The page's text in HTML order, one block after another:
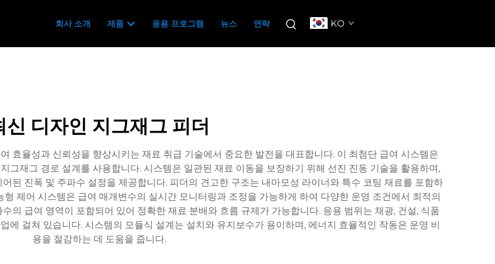
회사 소개 제품 응용 프로그램 뉴스 연락 KO
신 디자인 지그재그 피더
효율성과 신뢰성을 향상시키는 재료 취급 기술에서 중요한 발전을 대표합니다. 이 최첨단 급여 시스템은
그재그 경로 설계를 사용합니다. 시스템은 일관된 재료 이동을 보장하기 위해 선진 진동 기술을 활용하며,
된 진폭 및 주파수 설정을 제공합니다. 피더의 견고한 구조는 내마모성 라이너와 특수 코팅 재료를 포함하
제어 시스템은 급여 매개변수의 실시간 모니터링과 조정을 가능하게 하여 다양한 운영 조건에서 최적의
의 급여 영역이 포함되어 있어 정확한 재료 분배와 흐름 규제가 가능합니다. 응용 범위는 채광, 건설, 식품
에 걸쳐 있습니다. 시스템의 모듈식 설계는 설치와 유지보수가 용이하며, 에너지 효율적인 작동은 운영 비
용을 절감하는 데 도움을 줍니다.